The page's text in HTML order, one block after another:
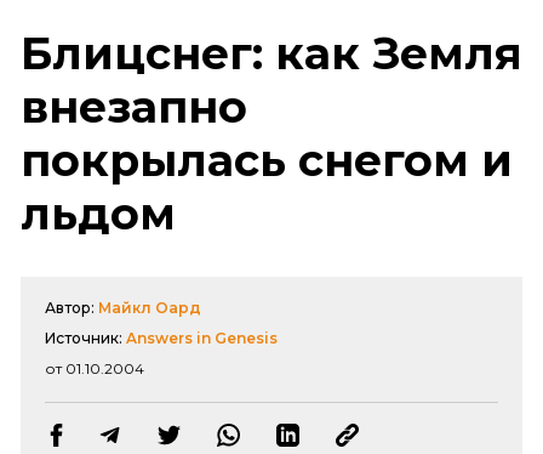
Блицснег: как Земля
внезапно
покрылась снегом и
льдом
Автор: Майкл Оард
Источник: Answers in Genesis
от 01.10.2004